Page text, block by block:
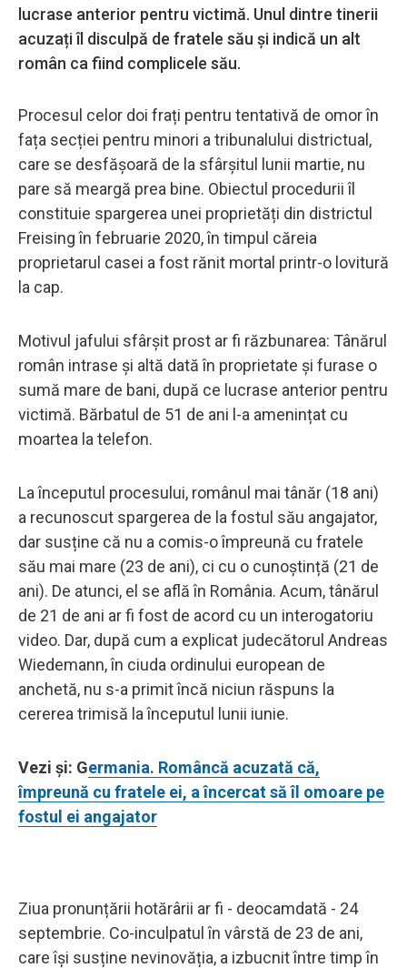
lucrase anterior pentru victimă. Unul dintre tinerii
acuzați îl disculpă de fratele său și indică un alt
român ca fiind complicele său.
Procesul celor doi frați pentru tentativă de omor în
fața secției pentru minori a tribunalului districtual,
care se desfășoară de la sfârșitul lunii martie, nu
pare să meargă prea bine. Obiectul procedurii îl
constituie spargerea unei proprietăți din districtul
Freising în februarie 2020, în timpul căreia
proprietarul casei a fost rănit mortal printr-o lovitură
la cap.
Motivul jafului sfârșit prost ar fi răzbunarea: Tânărul
român intrase și altă dată în proprietate și furase o
sumă mare de bani, după ce lucrase anterior pentru
victimă. Bărbatul de 51 de ani l-a amenințat cu
moartea la telefon.
La începutul procesului, românul mai tânăr (18 ani)
a recunoscut spargerea de la fostul său angajator,
dar susține că nu a comis-o împreună cu fratele
său mai mare (23 de ani), ci cu o cunoștință (21 de
ani). De atunci, el se află în România. Acum, tânărul
de 21 de ani ar fi fost de acord cu un interogatoriu
video. Dar, după cum a explicat judecătorul Andreas
Wiedemann, în ciuda ordinului european de
anchetă, nu s-a primit încă niciun răspuns la
cererea trimisă la începutul lunii iunie.
Vezi și: Germania. Româncă acuzată că,
împreună cu fratele ei, a încercat să îl omoare pe
fostul ei angajator
Ziua pronunțării hotărârii ar fi - deocamdată - 24
septembrie. Co-inculpatul în vârstă de 23 de ani,
care își susține nevinovăția, a izbucnit între timp în